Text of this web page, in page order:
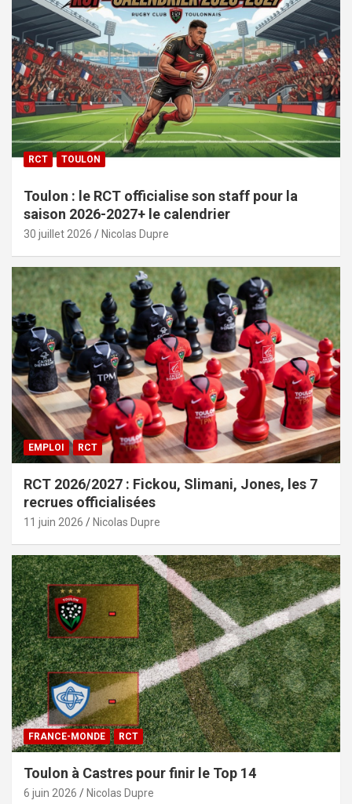
RCT TOULON
Toulon : le RCT officialise son staff pour la
saison 2026-2027+ le calendrier
30 juillet 2026 Nicolas Dupre
EMPLOI RCT
RCT 2026/2027 : Fickou, Slimani, Jones, les 7
recrues officialisées
11 juin 2026 Nicolas Dupre
FRANCE-MONDE RCT
Toulon à Castres pour finir le Top 14
6 juin 2026 Nicolas Dupre